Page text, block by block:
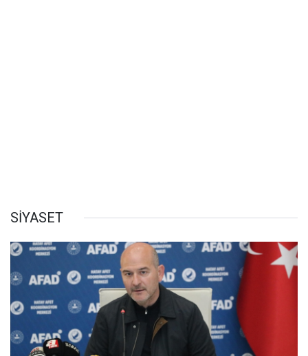
SİYASET